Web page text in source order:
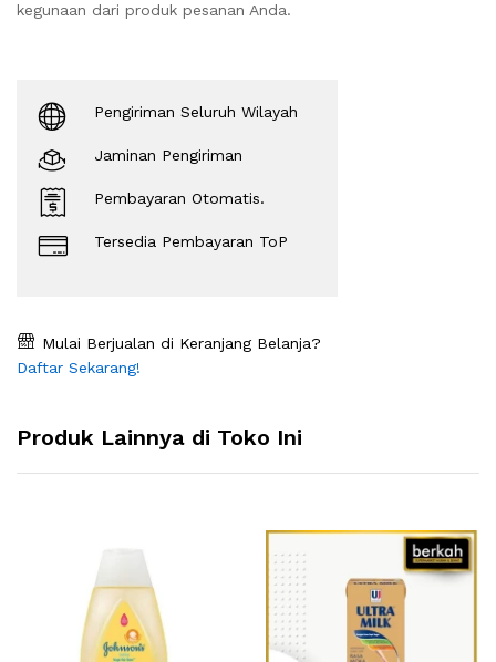
kegunaan dari produk pesanan Anda.
Pengiriman Seluruh Wilayah
Jaminan Pengiriman
Pembayaran Otomatis.
Tersedia Pembayaran ToP
Mulai Berjualan di Keranjang Belanja?
Daftar Sekarang!
Produk Lainnya di Toko Ini